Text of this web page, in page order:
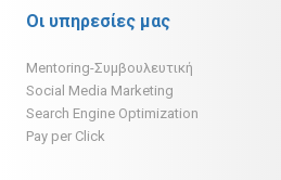
Οι υπηρεσίες μας
Mentoring-Συμβουλευτική
Social Media Marketing
Search Engine Optimization
Pay per Click